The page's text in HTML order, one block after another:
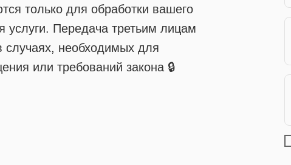
только для обработки вашего
услуги. Передача третьим лицам
случаях, необходимых для
или требований закона 🔒